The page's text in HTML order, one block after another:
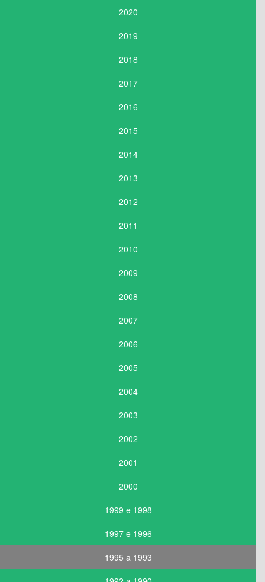
2020
2019
2018
2017
2016
2015
2014
2013
2012
2011
2010
2009
2008
2007
2006
2005
2004
2003
2002
2001
2000
1999 e 1998
1997 e 1996
1995 a 1993